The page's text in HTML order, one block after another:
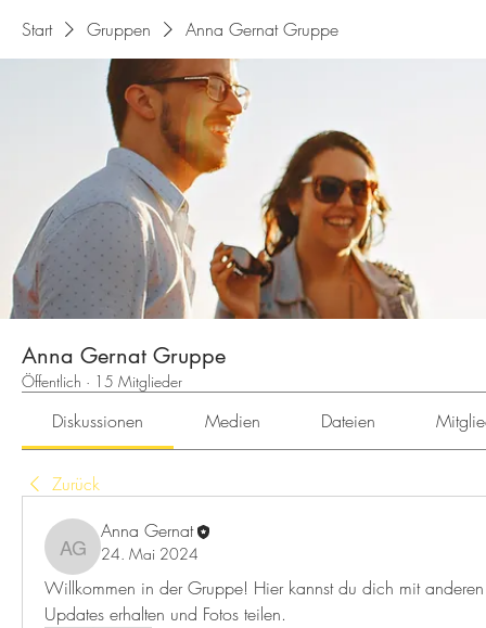
Start Gruppen Anna Gernat Gruppe
Anna Gernat Gruppe
Öffentlich · 15 Mitglieder
Diskussionen Medien Dateien
Zurück
Anna Gernat
Anna Gernat
24. Mai 2024
Willkommen in der Gruppe! Hier kannst du dich mit
Updates erhalten und Fotos teilen.